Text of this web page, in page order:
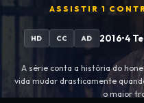
ASSISTIR 1
HD CC AD 2016•4
A série conta a história do
vida mudar drasticamente
o maior